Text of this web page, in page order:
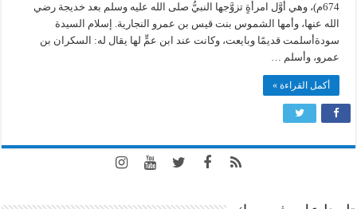
سودة
بنت
زمعة
مغلقة
674م)، وهي أوَّل امرأةٍ تزوَّجها النبيُّ صلى الله عليه وسلم بعد خديجة رضي
الله عنها، وأمها الشموس بنت قيس بن عمرو النجارية. إسلام السيدة
سودةأسلمت قديمًا وبايعت، وكانت عند ابن عمٍّ لها يقال له: السكران بن
عمرو، وأسلم …
أكمل القراءة »